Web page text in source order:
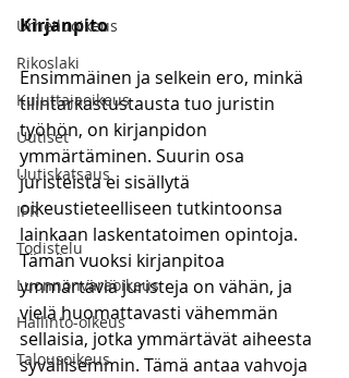
Urheiluoikeus
Rikoslaki
Kuluttajaoikeus
Uutiset
Uutiskatsaus
IPR
Todistelu
Luonnonvaraoikeus
Hallinto-oikeus
Talousoikeus
Kirjanpito
Ensimmäinen ja selkein ero, minkä
tilintarkastustausta tuo juristin
työhön, on kirjanpidon
ymmärtäminen. Suurin osa
juristeista ei sisällytä
oikeustieteelliseen tutkintoonsa
lainkaan laskentatoimen opintoja.
Tämän vuoksi kirjanpitoa
ymmärtäviä juristeja on vähän, ja
vielä huomattavasti vähemmän
sellaisia, jotka ymmärtävät aiheesta
syvällisemmin. Tämä antaa vahvoja